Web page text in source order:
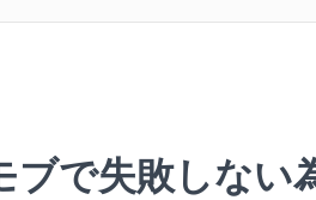
ブで失敗しない